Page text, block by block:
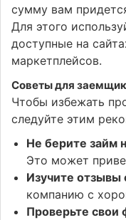
сумму вам
Для этого
доступные на
маркетплейсов.
Советы для
Чтобы избежать
следуйте этим
Не берите займ
Это может
Изучите
компанию с
Проверьте свои